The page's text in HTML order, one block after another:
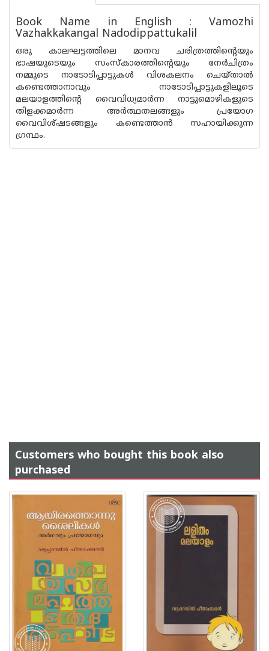
Book Name in English : Vamozhi
Vazhakkakangal Nadodippattukalil
ഒരു കാലഘട്ടത്തിലെ മാനവ ചരിത്രത്തിന്റെയും
ഭാഷയുടെയും സംസ്കാരത്തിന്റെയും നേര്‍ചിത്രം
നമ്മുടെ നാടോടിപ്പാട്ടുകള്‍ വിശകലനം ചെയ്താല്‍
കണ്ടെത്താനാവും നാടോടിപ്പാട്ടുകളിലൂടെ
മലയാളത്തിന്റെ വൈവിധ്യമാര്‍ന്ന നാട്ടുമൊഴികളുടെ
തിളക്കമാര്‍ന്ന അര്‍ത്ഥതലങ്ങളും പ്രയോഗ
വൈവിശ്ഷടങ്ങളും കണ്ടെത്താന്‍ സഹായിക്കുന്ന
ഗ്രന്ഥം.
Customers who bought this book also
purchased